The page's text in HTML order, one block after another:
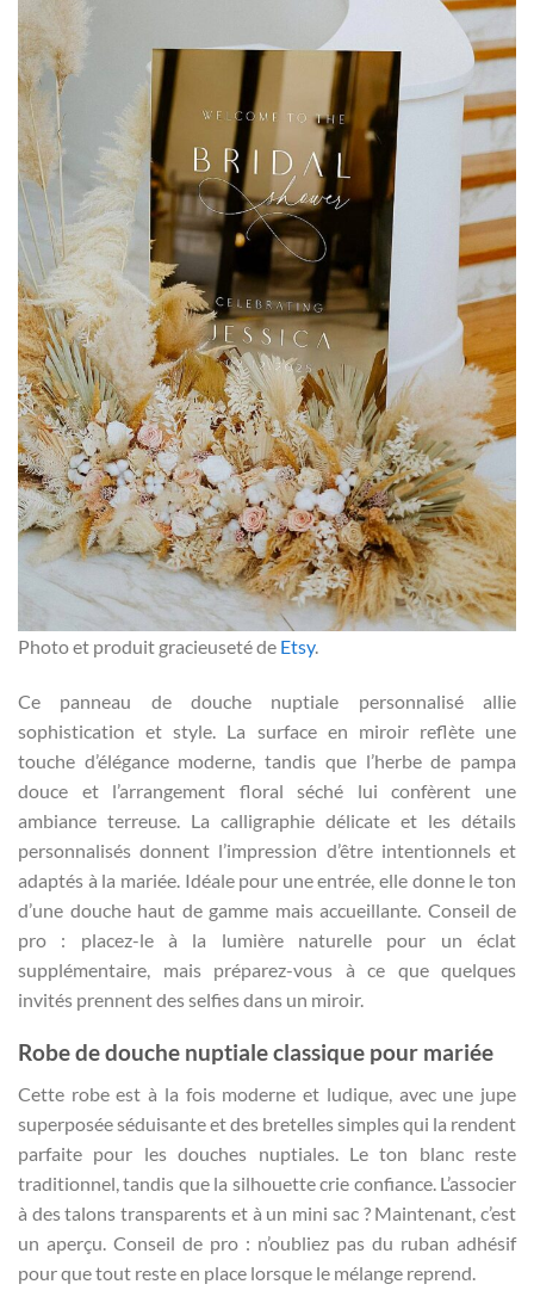
Photo et produit gracieuseté de Etsy.
Ce panneau de douche nuptiale personnalisé allie
sophistication et style. La surface en miroir reflète une
touche d’élégance moderne, tandis que l’herbe de pampa
douce et l’arrangement floral séché lui confèrent une
ambiance terreuse. La calligraphie délicate et les détails
personnalisés donnent l’impression d’être intentionnels et
adaptés à la mariée. Idéale pour une entrée, elle donne le ton
d’une douche haut de gamme mais accueillante. Conseil de
pro : placez-le à la lumière naturelle pour un éclat
supplémentaire, mais préparez-vous à ce que quelques
invités prennent des selfies dans un miroir.
Robe de douche nuptiale classique pour mariée
Cette robe est à la fois moderne et ludique, avec une jupe
superposée séduisante et des bretelles simples qui la rendent
parfaite pour les douches nuptiales. Le ton blanc reste
traditionnel, tandis que la silhouette crie confiance. L’associer
à des talons transparents et à un mini sac ? Maintenant, c’est
un aperçu. Conseil de pro : n’oubliez pas du ruban adhésif
pour que tout reste en place lorsque le mélange reprend.